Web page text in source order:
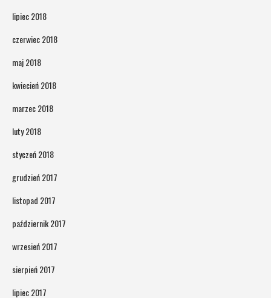
lipiec 2018
czerwiec 2018
maj 2018
kwiecień 2018
marzec 2018
luty 2018
styczeń 2018
grudzień 2017
listopad 2017
październik 2017
wrzesień 2017
sierpień 2017
lipiec 2017